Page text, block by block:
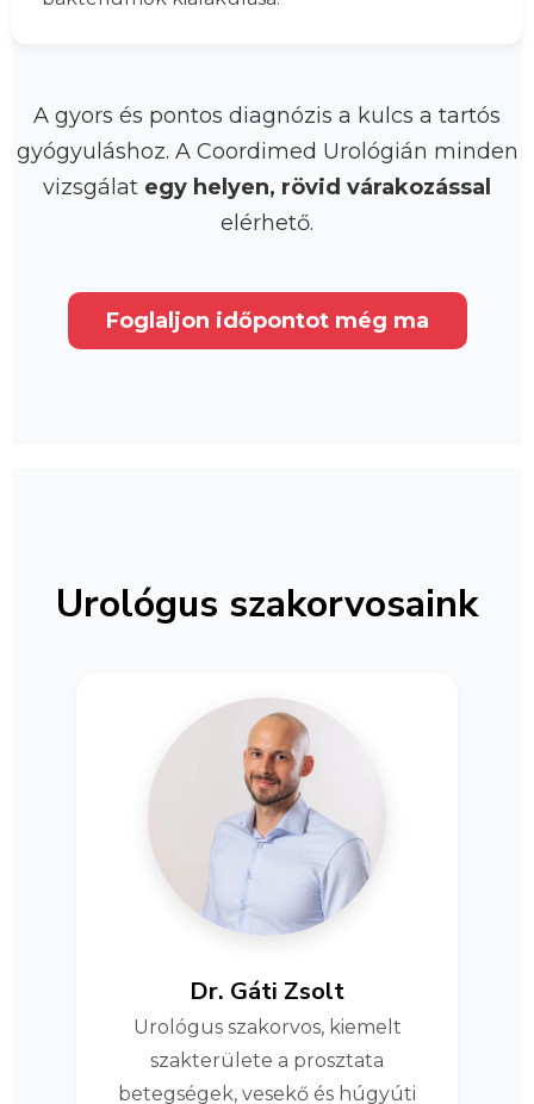
A gyors és pontos diagnózis a kulcs a tartós
gyógyuláshoz. A Coordimed Urológián minden
vizsgálat egy helyen, rövid várakozással
elérhető.
Foglaljon időpontot még ma
Urológus szakorvosaink
Dr. Gáti Zsolt
Urológus szakorvos, kiemelt
szakterülete a prosztata
betegségek, vesekő és húgyúti